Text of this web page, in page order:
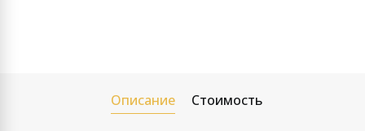
Описание Стоимость